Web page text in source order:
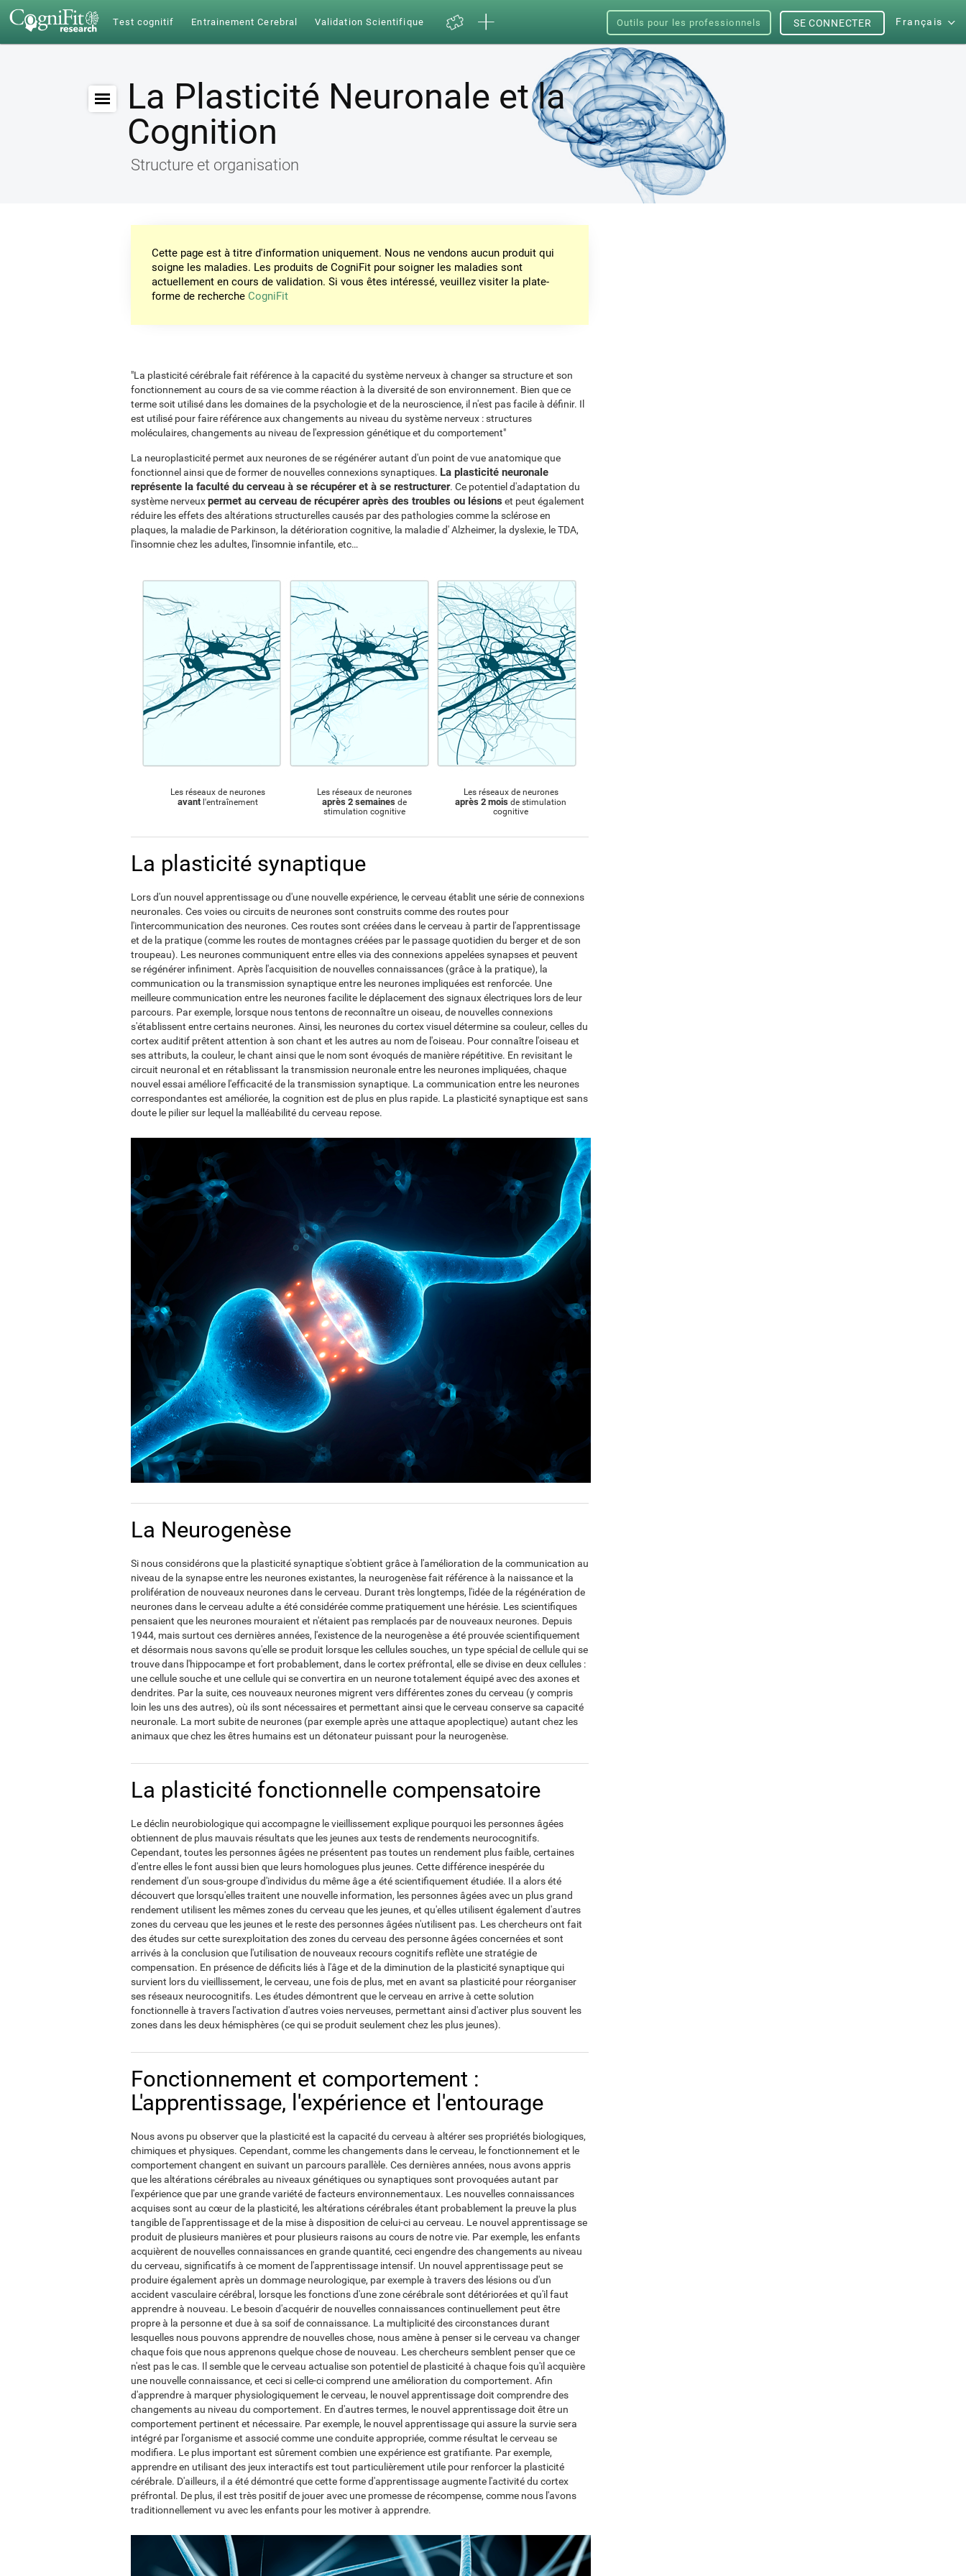
Test cognitif Entrainement Cerebral Validation Scientifique Outils pour les professionnels Français
SE CONNECTER
La Plasticité Neuronale et la
Cognition
Structure et organisation
Cette page est à titre d'information uniquement. Nous ne vendons aucun produit qui
soigne les maladies. Les produits de CogniFit pour soigner les maladies sont
actuellement en cours de validation. Si vous êtes intéressé, veuillez visiter la plate-
forme de recherche CogniFit
"La plasticité cérébrale fait référence à la capacité du système nerveux à changer sa structure et son
fonctionnement au cours de sa vie comme réaction à la diversité de son environnement. Bien que ce
terme soit utilisé dans les domaines de la psychologie et de la neuroscience, il n'est pas facile à définir. Il
est utilisé pour faire référence aux changements au niveau du système nerveux : structures
moléculaires, changements au niveau de l'expression génétique et du comportement"
La neuroplasticité permet aux neurones de se régénérer autant d'un point de vue anatomique que
fonctionnel ainsi que de former de nouvelles connexions synaptiques. La plasticité neuronale
représente la faculté du cerveau à se récupérer et à se restructurer. Ce potentiel d'adaptation du
système nerveuxpermet au cerveau de récupérer après des troubles ou lésions et peut également
réduire les effets des altérations structurelles causés par des pathologies comme la sclérose en
plaques, la maladie de Parkinson, la détérioration cognitive, la maladie d' Alzheimer, la dyslexie, le TDA,
l'insomnie chez les adultes, l'insomnie infantile, etc…
Les réseaux de neurones
avant l'entraînement
Les réseaux de neurones
après 2 semainesde
stimulation cognitive
Les réseaux de neurones
après 2 mois de stimulation
cognitive
La plasticité synaptique
Lors d'un nouvel apprentissage ou d'une nouvelle expérience, le cerveau établit une série de connexions
neuronales. Ces voies ou circuits de neurones sont construits comme des routes pour
l'intercommunication des neurones. Ces routes sont créées dans le cerveau à partir de l'apprentissage
et de la pratique (comme les routes de montagnes créées par le passage quotidien du berger et de son
troupeau). Les neurones communiquent entre elles via des connexions appelées synapses et peuvent
se régénérer infiniment. Après l'acquisition de nouvelles connaissances (grâce à la pratique), la
communication ou la transmission synaptique entre les neurones impliquées est renforcée. Une
meilleure communication entre les neurones facilite le déplacement des signaux électriques lors de leur
parcours. Par exemple, lorsque nous tentons de reconnaître un oiseau, de nouvelles connexions
s'établissent entre certains neurones. Ainsi, les neurones du cortex visuel détermine sa couleur, celles du
cortex auditif prêtent attention à son chant et les autres au nom de l'oiseau. Pour connaître l'oiseau et
ses attributs, la couleur, le chant ainsi que le nom sont évoqués de manière répétitive. En revisitant le
circuit neuronal et en rétablissant la transmission neuronale entre les neurones impliquées, chaque
nouvel essai améliore l'efficacité de la transmission synaptique. La communication entre les neurones
correspondantes est améliorée, la cognition est de plus en plus rapide. La plasticité synaptique est sans
doute le pilier sur lequel la malléabilité du cerveau repose.
La Neurogenèse
Si nous considérons que la plasticité synaptique s'obtient grâce à l'amélioration de la communication au
niveau de la synapse entre les neurones existantes, la neurogenèse fait référence à la naissance et la
prolifération de nouveaux neurones dans le cerveau. Durant très longtemps, l'idée de la régénération de
neurones dans le cerveau adulte a été considérée comme pratiquement une hérésie. Les scientifiques
pensaient que les neurones mouraient et n'étaient pas remplacés par de nouveaux neurones. Depuis
1944, mais surtout ces dernières années, l'existence de la neurogenèse a été prouvée scientifiquement
et désormais nous savons qu'elle se produit lorsque les cellules souches, un type spécial de cellule qui se
trouve dans l'hippocampe et fort probablement, dans le cortex préfrontal, elle se divise en deux cellules :
une cellule souche et une cellule qui se convertira en un neurone totalement équipé avec des axones et
dendrites. Par la suite, ces nouveaux neurones migrent vers différentes zones du cerveau (y compris
loin les uns des autres), où ils sont nécessaires et permettant ainsi que le cerveau conserve sa capacité
neuronale. La mort subite de neurones (par exemple après une attaque apoplectique) autant chez les
animaux que chez les êtres humains est un détonateur puissant pour la neurogenèse.
La plasticité fonctionnelle compensatoire
Le déclin neurobiologique qui accompagne le vieillissement explique pourquoi les personnes âgées
obtiennent de plus mauvais résultats que les jeunes aux tests de rendements neurocognitifs.
Cependant, toutes les personnes âgées ne présentent pas toutes un rendement plus faible, certaines
d'entre elles le font aussi bien que leurs homologues plus jeunes. Cette différence inespérée du
rendement d'un sous-groupe d'individus du même âge a été scientifiquement étudiée. Il a alors été
découvert que lorsqu'elles traitent une nouvelle information, les personnes âgées avec un plus grand
rendement utilisent les mêmes zones du cerveau que les jeunes, et qu'elles utilisent également d'autres
zones du cerveau que les jeunes et le reste des personnes âgées n'utilisent pas. Les chercheurs ont fait
des études sur cette surexploitation des zones du cerveau des personne âgées concernées et sont
arrivés à la conclusion que l'utilisation de nouveaux recours cognitifs reflète une stratégie de
compensation. En présence de déficits liés à l'âge et de la diminution de la plasticité synaptique qui
survient lors du vieillissement, le cerveau, une fois de plus, met en avant sa plasticité pour réorganiser
ses réseaux neurocognitifs. Les études démontrent que le cerveau en arrive à cette solution
fonctionnelle à travers l'activation d'autres voies nerveuses, permettant ainsi d'activer plus souvent les
zones dans les deux hémisphères (ce qui se produit seulement chez les plus jeunes).
Fonctionnement et comportement :
L'apprentissage, l'expérience et l'entourage
Nous avons pu observer que la plasticité est la capacité du cerveau à altérer ses propriétés biologiques,
chimiques et physiques. Cependant, comme les changements dans le cerveau, le fonctionnement et le
comportement changent en suivant un parcours parallèle. Ces dernières années, nous avons appris
que les altérations cérébrales au niveaux génétiques ou synaptiques sont provoquées autant par
l'expérience que par une grande variété de facteurs environnementaux. Les nouvelles connaissances
acquises sont au cœur de la plasticité, les altérations cérébrales étant probablement la preuve la plus
tangible de l'apprentissage et de la mise à disposition de celui-ci au cerveau. Le nouvel apprentissage se
produit de plusieurs manières et pour plusieurs raisons au cours de notre vie. Par exemple, les enfants
acquièrent de nouvelles connaissances en grande quantité, ceci engendre des changements au niveau
du cerveau, significatifs à ce moment de l'apprentissage intensif. Un nouvel apprentissage peut se
produire également après un dommage neurologique, par exemple à travers des lésions ou d'un
accident vasculaire cérébral, lorsque les fonctions d'une zone cérébrale sont détériorées et qu'il faut
apprendre à nouveau. Le besoin d'acquérir de nouvelles connaissances continuellement peut être
propre à la personne et due à sa soif de connaissance. La multiplicité des circonstances durant
lesquelles nous pouvons apprendre de nouvelles chose, nous amène à penser si le cerveau va changer
chaque fois que nous apprenons quelque chose de nouveau. Les chercheurs semblent penser que ce
n'est pas le cas. Il semble que le cerveau actualise son potentiel de plasticité à chaque fois qu'il acquière
une nouvelle connaissance, et ceci si celle-ci comprend une amélioration du comportement. Afin
d'apprendre à marquer physiologiquement le cerveau, le nouvel apprentissage doit comprendre des
changements au niveau du comportement. En d'autres termes, le nouvel apprentissage doit être un
comportement pertinent et nécessaire. Par exemple, le nouvel apprentissage qui assure la survie sera
intégré par l'organisme et associé comme une conduite appropriée, comme résultat le cerveau se
modifiera. Le plus important est sûrement combien une expérience est gratifiante. Par exemple,
apprendre en utilisant des jeux interactifs est tout particulièrement utile pour renforcer la plasticité
cérébrale. D'ailleurs, il a été démontré que cette forme d'apprentissage augmente l'activité du cortex
préfrontal. De plus, il est très positif de jouer avec une promesse de récompense, comme nous l'avons
traditionnellement vu avec les enfants pour les motiver à apprendre.